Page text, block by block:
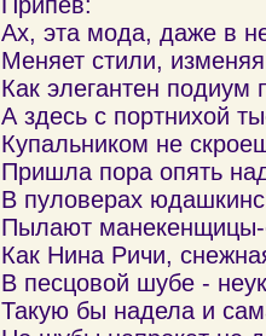
Ах, эта мода, даже в
Меняет стили,
Как элегантен подиум
А здесь с портнихой
Купальником не
Пришла пора опять
В пуловерах
Пылают
Как Нина Ричи,
В песцовой шубе -
Такую бы надела и